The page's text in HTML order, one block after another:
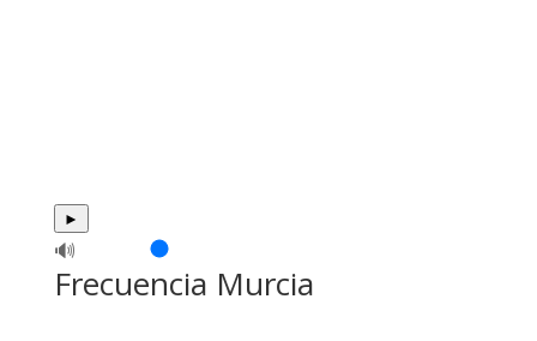
►
🔊
Frecuencia Murcia